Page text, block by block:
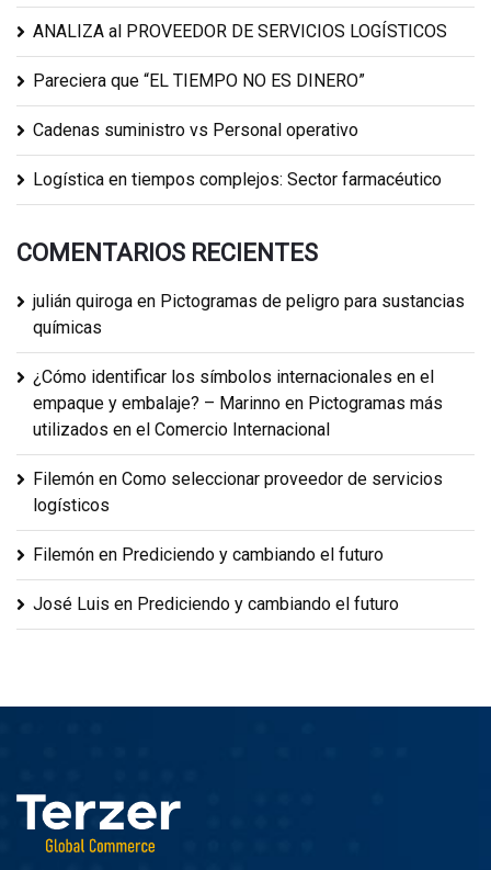
ANALIZA al PROVEEDOR DE SERVICIOS LOGÍSTICOS
Pareciera que “EL TIEMPO NO ES DINERO”
Cadenas suministro vs Personal operativo
Logística en tiempos complejos: Sector farmacéutico
COMENTARIOS RECIENTES
julián quiroga en Pictogramas de peligro para sustancias
químicas
¿Cómo identificar los símbolos internacionales en el
empaque y embalaje? – Marinno en Pictogramas más
utilizados en el Comercio Internacional
Filemón en Como seleccionar proveedor de servicios
logísticos
Filemón en Prediciendo y cambiando el futuro
José Luis en Prediciendo y cambiando el futuro